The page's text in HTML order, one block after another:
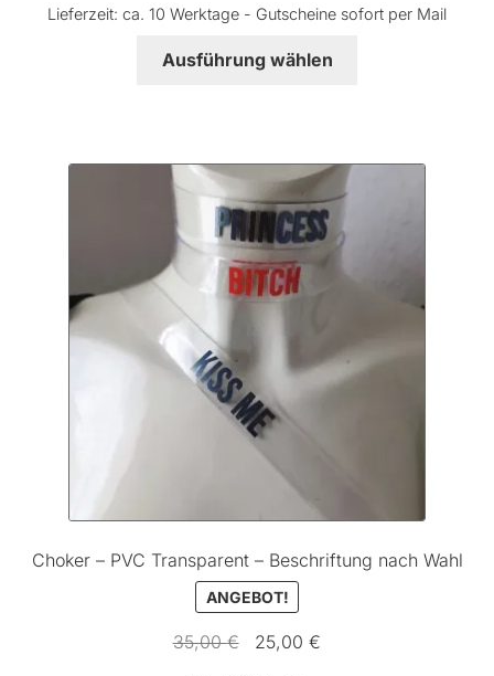
Lieferzeit: ca. 10 Werktage - Gutscheine sofort per Mail
Ausführung wählen
Produktseite
gewählt
Choker – PVC Transparent – Beschriftung nach Wahl
ANGEBOT!
35,00€
Ursprünglicher
25,00€